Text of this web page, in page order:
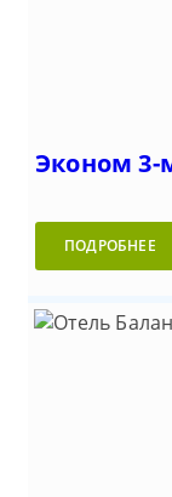
Эконом 3-
ПОДРОБНЕЕ